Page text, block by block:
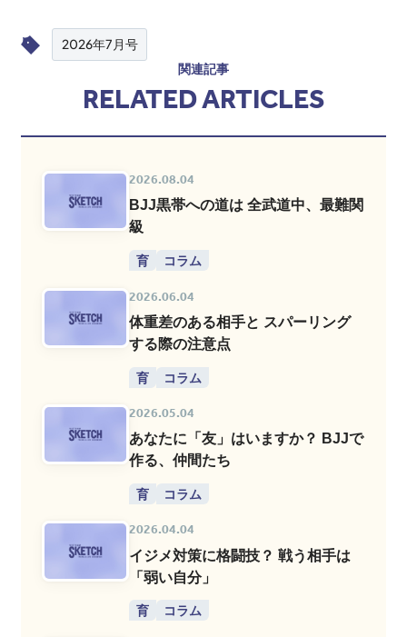
2026年7月号
関連記事
RELATED ARTICLES
2026.08.04
BJJ黒帯への道は 全武道中、最難関
級
育 コラム
2026.06.04
体重差のある相手と スパーリング
する際の注意点
育 コラム
2026.05.04
あなたに「友」はいますか？ BJJで
作る、仲間たち
育 コラム
2026.04.04
イジメ対策に格闘技？ 戦う相手は
「弱い自分」
育 コラム